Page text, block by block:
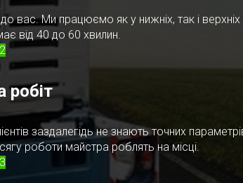
вас. Ми працюємо як у нижніх, так і
від 40 до 60 хвилин.
робіт
заздалегідь не знають точних
роботи майстра роблять на місці.
3